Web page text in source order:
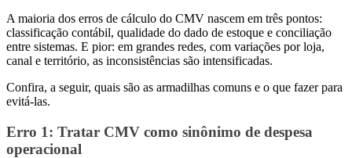
A maioria dos erros de cálculo do CMV nascem em três pontos:
classificação contábil, qualidade do dado de estoque e conciliação
entre sistemas. E pior: em grandes redes, com variações por loja,
canal e território, as inconsistências são intensificadas.
Confira, a seguir, quais são as armadilhas comuns e o que fazer para
evitá-las.
Erro 1: Tratar CMV como sinônimo de despesa
operacional